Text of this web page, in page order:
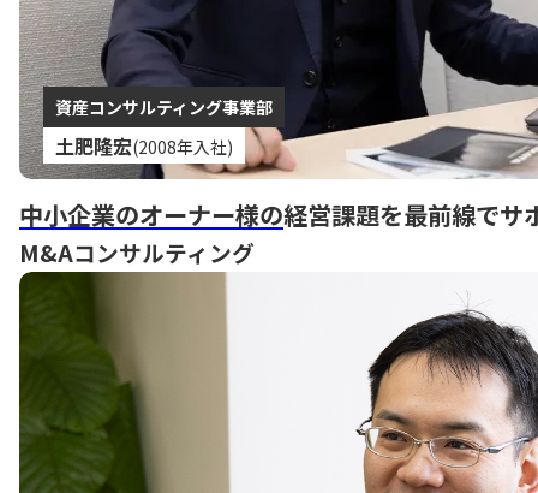
資産コンサルティング事業部
土肥隆宏(2008年入社)
中小企業のオーナー様の経営課題を最前線でサ
M&Aコンサルティング